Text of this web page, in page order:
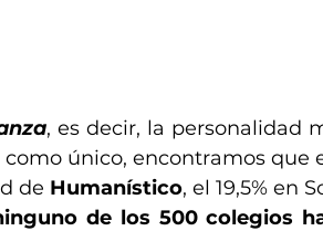
, es decir, la personalidad
único, encontramos que
de Humanístico, el 19,5% en
de los 500 colegios